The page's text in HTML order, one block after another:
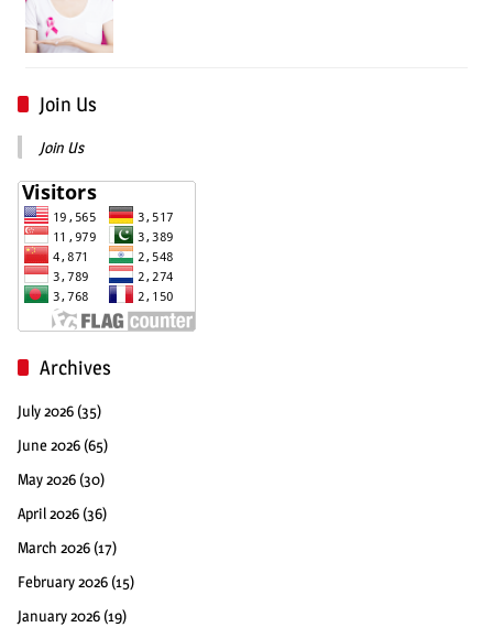
Join Us
Join Us
Archives
July 2026 (35)
June 2026 (65)
May 2026 (30)
April 2026 (36)
March 2026 (17)
February 2026 (15)
January 2026 (19)